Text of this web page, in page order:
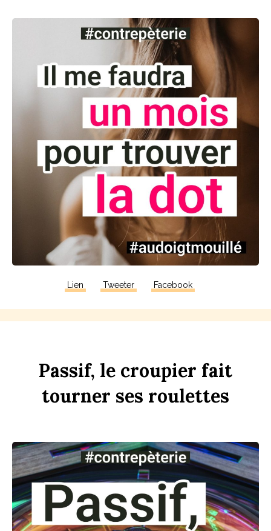
Lien Tweeter Facebook
Passif, le croupier fait
tourner ses roulettes